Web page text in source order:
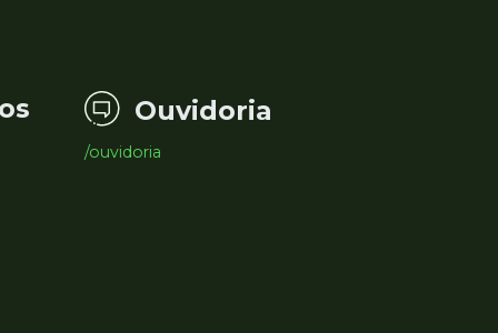
Ouvidoria
/ouvidoria